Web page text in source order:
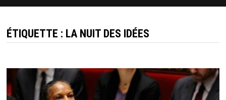
ÉTIQUETTE : LA NUIT DES IDÉES